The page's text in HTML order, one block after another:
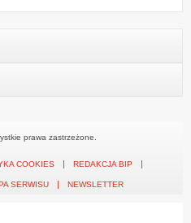
prawa zastrzeżone.
COOKIES REDAKCJA BIP
SERWISU NEWSLETTER